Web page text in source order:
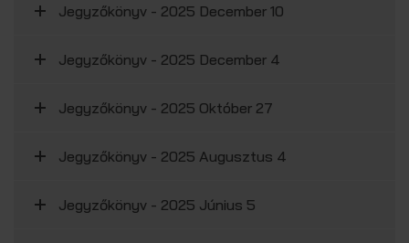
Jegyzőkönyv - 2025 December 10
Jegyzőkönyv - 2025 December 4
Jegyzőkönyv - 2025 Október 27
Jegyzőkönyv - 2025 Augusztus 4
Jegyzőkönyv - 2025 Június 5